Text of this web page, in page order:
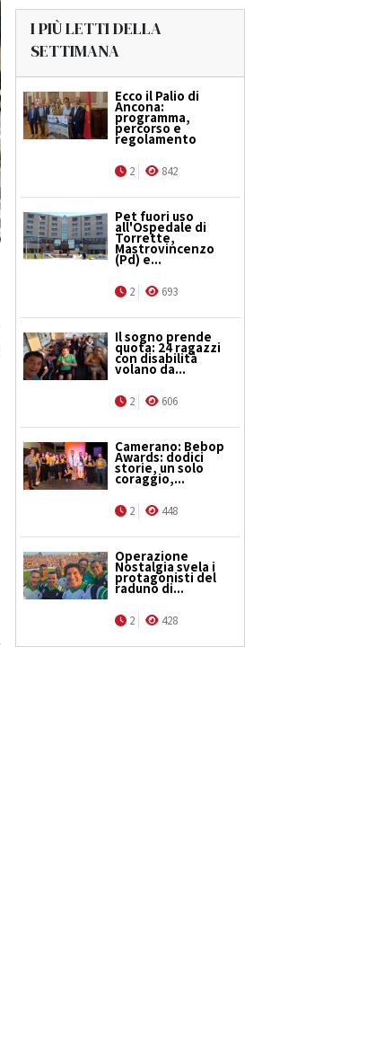
I PIÙ LETTI DELLA
SETTIMANA
Ecco il Palio di
Ancona:
programma,
percorso e
regolamento
2 842
Pet fuori uso
all'Ospedale di
Torrette,
Mastrovincenzo
(Pd) e...
2 693
Il sogno prende
quota: 24 ragazzi
con disabilità
volano da...
2 606
Camerano: Bebop
Awards: dodici
storie, un solo
coraggio,...
2 448
Operazione
Nostalgia svela i
protagonisti del
raduno di...
2 428